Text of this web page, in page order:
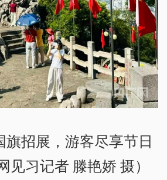
旗招展，游客尽享节日
见习记者 滕艳娇 摄）